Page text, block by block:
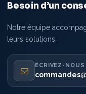
Besoin d’un
Notre équipe
leurs solutions.
ÉCRIVEZ-NOUS